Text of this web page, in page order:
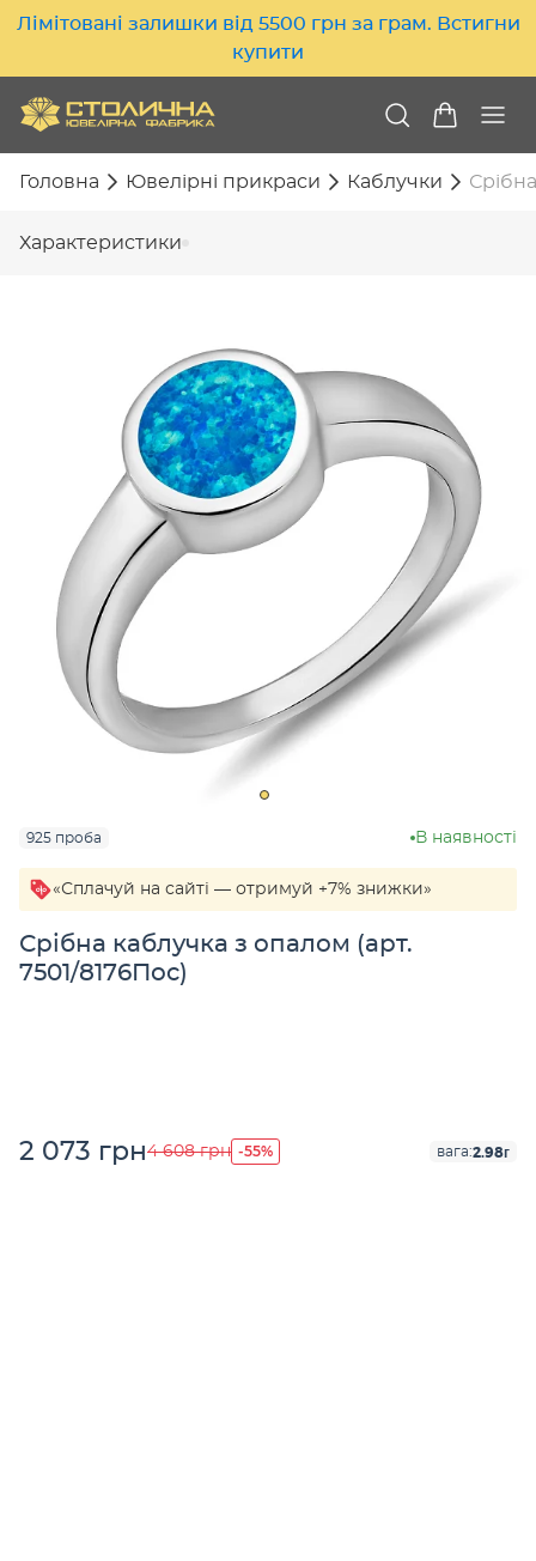
Лімітовані залишки від 5500 грн за грам. Встигни
купити
Головна Ювелірні прикраси Каблучки
Характеристики
925 проба В наявності
«Сплачуй на сайті — отримуй +7% знижки»
Срібна каблучка з опалом (арт.
7501/8176Пос)
2 073 грн4 608 грн -55% вага:2.98г